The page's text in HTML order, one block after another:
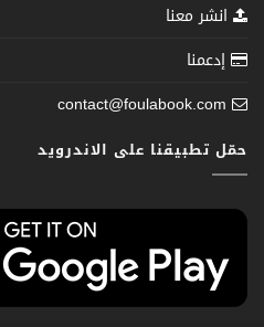
انشر معنا
إدعمنا
contact@foulabook.com
حمّل تطبيقنا على الاندرويد